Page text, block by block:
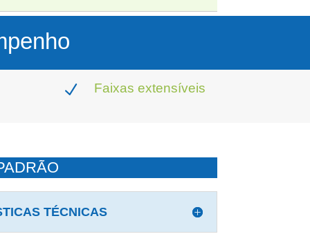
N Faixas extensíveis
TÉCNICAS